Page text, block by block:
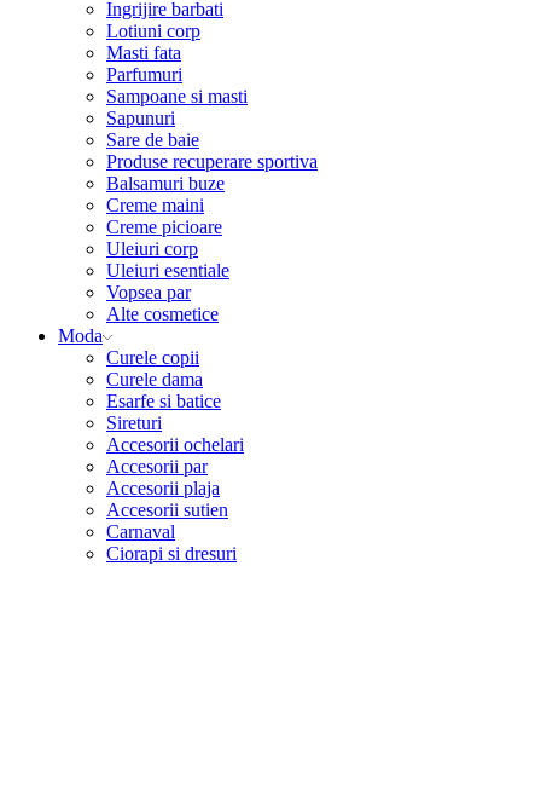
Ingrijire barbati
Lotiuni corp
Masti fata
Parfumuri
Sampoane si masti
Sapunuri
Sare de baie
Produse recuperare sportiva
Balsamuri buze
Creme maini
Creme picioare
Uleiuri corp
Uleiuri esentiale
Vopsea par
Alte cosmetice
Moda
Curele copii
Curele dama
Esarfe si batice
Sireturi
Accesorii ochelari
Accesorii par
Accesorii plaja
Accesorii sutien
Carnaval
Ciorapi si dresuri